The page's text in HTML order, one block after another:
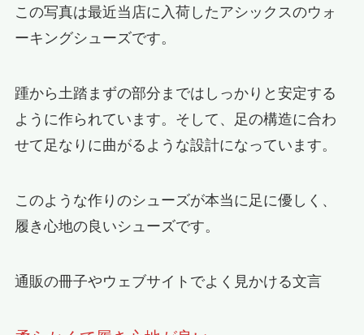
この写真は最近当店に入荷したアシックスのウォ
ーキングシューズです。
踵から土踏まずの部分まではしっかりと安定する
ように作られています。そして、足の構造に合わ
せて足なりに曲がるような設計になっています。
このような作りのシューズが本当に足に優しく、
履き心地の良いシューズです。
通販の冊子やウェブサイトでよく見かける文言